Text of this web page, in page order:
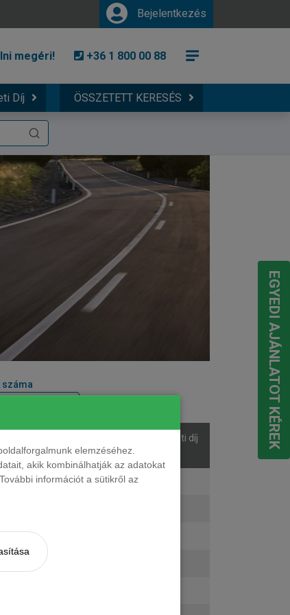
elemzéséhez.
akik kombinálhatják az adatokat
információt a sütikről az
Bejelentkezés
megéri! +36 1 800 00 88
Díj ÖSSZETETT KERESÉS
száma
Bérleti díj
16 941 820 Ft 261 308 Ft + ÁFA
18 051 820 Ft
18 676 660 Ft
EGYEDI AJÁNLATOT KÉREK